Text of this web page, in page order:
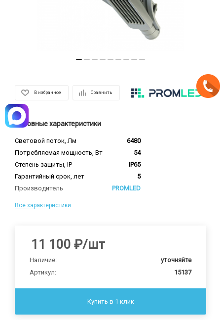
В избранное Сравнить
Основные характеристики
Световой поток, Лм
6480
Потребляемая мощность, Вт
54
Степень защиты, IP
IP65
Гарантийный срок, лет
5
Производитель
PROMLED
Все характеристики
11 100 ₽/шт
Наличие:
уточняйте
Артикул:
15137
Купить в 1 клик